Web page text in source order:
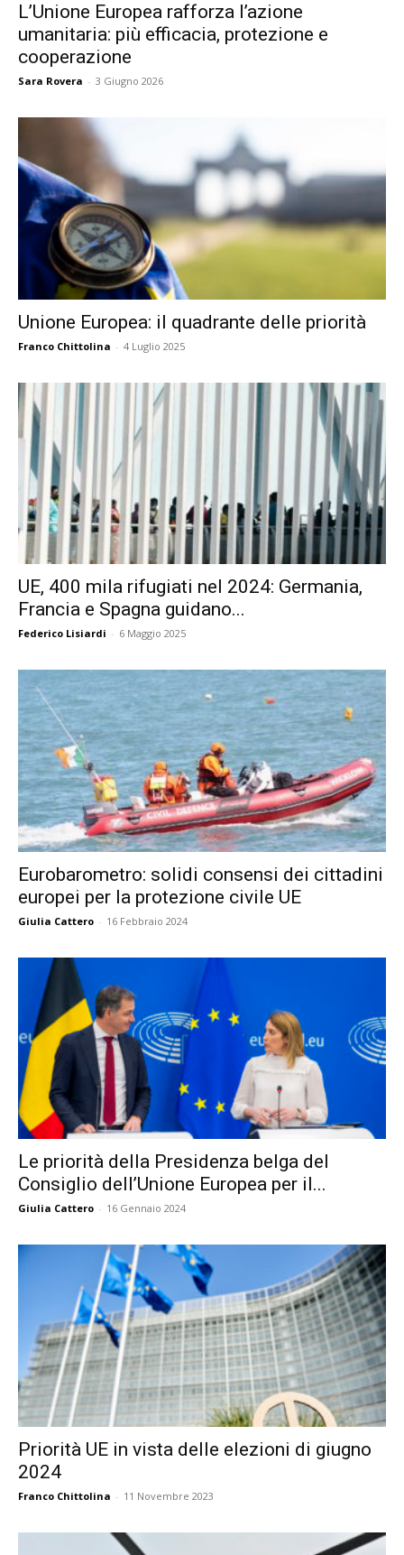
L’Unione Europea rafforza l’azione
umanitaria: più efficacia, protezione e
cooperazione
Sara Rovera - 3 Giugno 2026
Unione Europea: il quadrante delle priorità
Franco Chittolina - 4 Luglio 2025
UE, 400 mila rifugiati nel 2024: Germania,
Francia e Spagna guidano...
Federico Lisiardi - 6 Maggio 2025
Eurobarometro: solidi consensi dei cittadini
europei per la protezione civile UE
Giulia Cattero - 16 Febbraio 2024
Le priorità della Presidenza belga del
Consiglio dell’Unione Europea per il...
Giulia Cattero - 16 Gennaio 2024
Priorità UE in vista delle elezioni di giugno
2024
Franco Chittolina - 11 Novembre 2023